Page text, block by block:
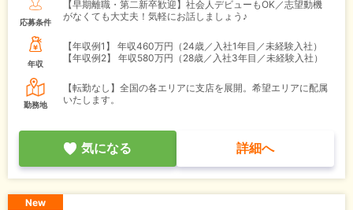
応募条件
【早期離職・第二新卒歓迎】社会人デビューもOK／志望動機
がなくても大丈夫！気軽にお話しましょう♪
年収
【年収例1】
年収460万円（24歳／入社1年目／未経験入社）
【年収例2】
年収580万円（28歳／入社3年目／未経験入社）
勤務地
【転勤なし】全国の各エリアに支店を展開。希望エリアに配属
いたします。
気になる 詳細へ
New